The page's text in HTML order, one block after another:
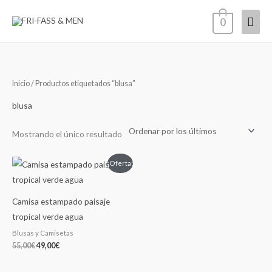
0
Inicio/ Productos etiquetados “blusa”
blusa
Mostrando el único resultado
¡Oferta!
Camisa estampado paisaje
tropical verde agua
Blusas y Camisetas
55,00€
El
precio
original
55,00€.
49,00€
El
precio
actual
49,00€.